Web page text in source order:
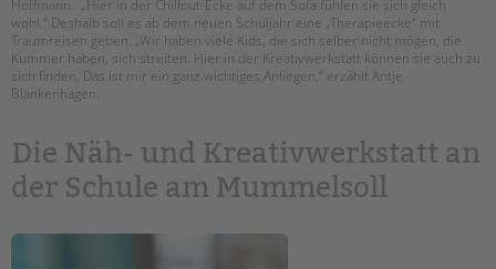
Impressum
Datenschutz
Hinweisgebersystem
Hoffmann. „Hier in der Chillout-Ecke auf dem Sofa fühlen sie sich gleich
wohl.“ Deshalb soll es ab dem neuen Schuljahr eine „Therapieecke“ mit
Traumreisen geben. „Wir haben viele Kids, die sich selber nicht mögen, die
Kummer haben, sich streiten. Hier in der Kreativwerkstatt können sie auch zu
sich finden. Das ist mir ein ganz wichtiges Anliegen,“ erzählt Antje
Blankenhagen.
Die Näh- und Kreativwerkstatt an
der Schule am Mummelsoll